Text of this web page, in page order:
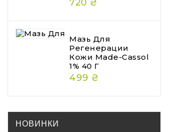
720 ₴
Мазь Для
Регенерации
Кожи Made-Cassol
1% 40 Г
499 ₴
НОВИНКИ